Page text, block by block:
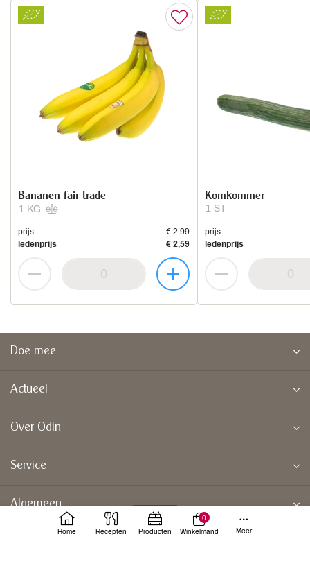
1 KG
Bananen fair trade
prijs
€ 2,99
ledenprijs
€ 2,59
1 ST
Komkommer
prijs
ledenprijs
Doe mee
Actueel
Over Odin
Service
Algemeen
Home Recepten Producten
0
Winkelmand
Meer